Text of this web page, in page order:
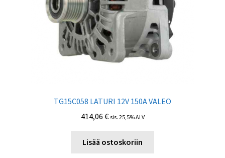
TG15C058 LATURI 12V 150A VALEO
414,06 € sis. 25,5% ALV
Lisää ostoskoriin